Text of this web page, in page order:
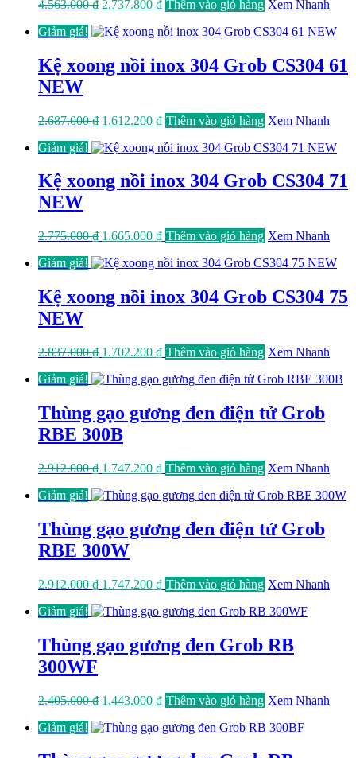
4.563.000₫ Giá
là:
2.737.800 ₫Giá
tại
2.737.800 ₫.
Thêm vào giỏ hàng Xem Nhanh
Giảm giá!
Kệ xoong nồi inox 304 Grob CS304 61
NEW
2.687.000₫ Giá
là:
1.612.200 ₫Giá
tại
1.612.200 ₫.
Thêm vào giỏ hàng Xem Nhanh
Giảm giá!
Kệ xoong nồi inox 304 Grob CS304 71
NEW
2.775.000₫ Giá
là:
1.665.000 ₫Giá
tại
1.665.000 ₫.
Thêm vào giỏ hàng Xem Nhanh
Giảm giá!
Kệ xoong nồi inox 304 Grob CS304 75
NEW
2.837.000₫ Giá
là:
1.702.200 ₫Giá
tại
1.702.200 ₫.
Thêm vào giỏ hàng Xem Nhanh
Giảm giá!
Thùng gạo gương đen điện tử Grob
RBE 300B
2.912.000₫ Giá
là:
1.747.200 ₫Giá
tại
1.747.200 ₫.
Thêm vào giỏ hàng Xem Nhanh
Giảm giá!
Thùng gạo gương đen điện tử Grob
RBE 300W
2.912.000₫ Giá
là:
1.747.200 ₫Giá
tại
1.747.200 ₫.
Thêm vào giỏ hàng Xem Nhanh
Giảm giá!
Thùng gạo gương đen Grob RB
300WF
2.405.000₫ Giá
là:
1.443.000 ₫Giá
tại
Thêm vào giỏ hàng Xem Nhanh
Giảm giá!